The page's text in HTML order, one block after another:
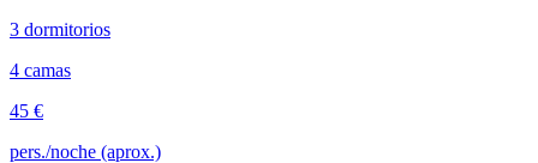
3 dormitorios
4 camas
45 €
pers./noche (aprox.)